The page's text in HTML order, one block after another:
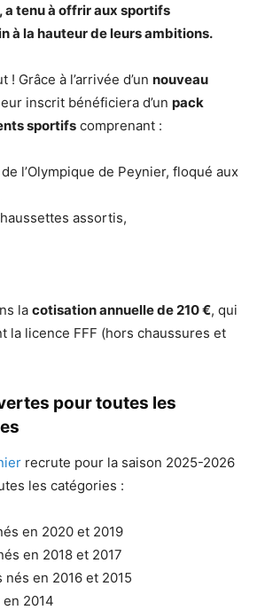
a tenu à offrir aux sportifs
à la hauteur de leurs ambitions.
! Grâce à l’arrivée d’un nouveau
inscrit bénéficiera d’un pack
sportifs comprenant :
l’Olympique de Peynier, floqué aux
assortis,
la cotisation annuelle de 210 €, qui
la licence FFF (hors chaussures et
pour toutes les
recrute pour la saison 2025-2026
les catégories :
en 2020 et 2019
en 2018 et 2017
nés en 2016 et 2015
2014